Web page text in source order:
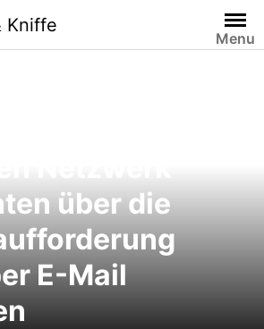
Kniffe
Menu
über die
E-Mail